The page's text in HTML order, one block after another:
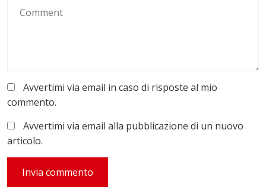
Avvertimi via email in caso di risposte al mio
commento.
Avvertimi via email alla pubblicazione di un nuovo
articolo.